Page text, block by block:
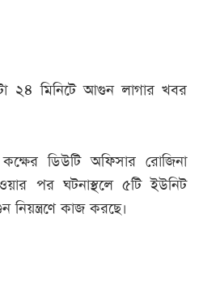
২৪ মিনিটে আগুন লাগার খবর
কক্ষের ডিউটি অফিসার রোজিনা
পর ঘটনাস্থলে ৫টি ইউনিট
কাজ করছে।